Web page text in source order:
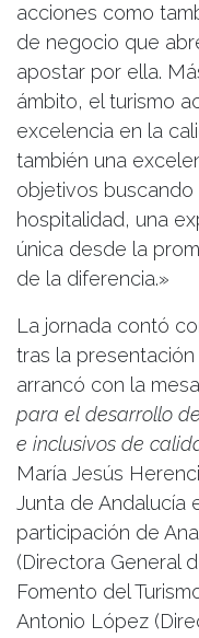
acciones como
de negocio que
apostar por ella.
ámbito, el turismo
excelencia en la
también una
objetivos
hospitalidad, una
única desde la
de la diferencia.»
La jornada contó
tras la
arrancó con la
para el desarrollo
e inclusivos de
María Jesús
Junta de Andalucía
participación de
(Directora General
Fomento del
Antonio López